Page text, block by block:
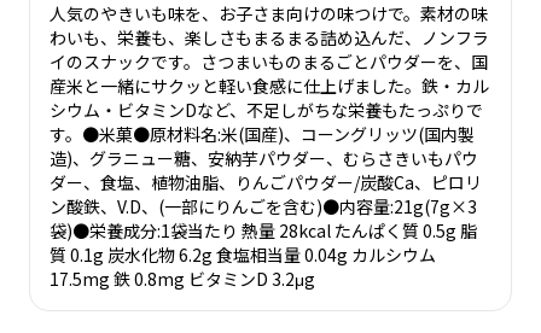
人気のやきいも味を、お子さま向けの味つけで。素材の味
わいも、栄養も、楽しさもまるまる詰め込んだ、ノンフラ
イのスナックです。さつまいものまるごとパウダーを、国
産米と一緒にサクッと軽い食感に仕上げました。鉄・カル
シウム・ビタミンDなど、不足しがちな栄養もたっぷりで
す。●米菓●原材料名:米(国産)、コーングリッツ(国内製
造)、グラニュー糖、安納芋パウダー、むらさきいもパウ
ダー、食塩、植物油脂、りんごパウダー/炭酸Ca、ピロリ
ン酸鉄、V.D、(一部にりんごを含む)●内容量:21g(7g×3
袋)●栄養成分:1袋当たり 熱量 28kcal たんぱく質 0.5g 脂
質 0.1g 炭水化物 6.2g 食塩相当量 0.04g カルシウム
17.5mg 鉄 0.8mg ビタミンD 3.2μg